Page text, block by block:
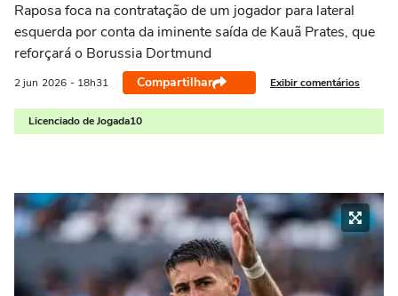
Raposa foca na contratação de um jogador para lateral
esquerda por conta da iminente saída de Kauã Prates, que
reforçará o Borussia Dortmund
2 jun 2026 - 18h31 Compartilhar Exibir comentários
Licenciado de Jogada10